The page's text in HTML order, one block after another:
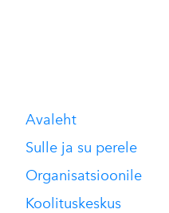
Avaleht
Sulle ja su perele
Organisatsioonile
Koolituskeskus